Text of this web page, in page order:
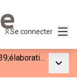
Se connecter
Andromède Ensemble : participez à l&#39;élaboration de la phase 3